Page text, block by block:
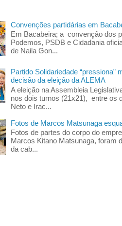
Convenções partidárias em
Em Bacabeira; a convenção dos
Podemos, PSDB e Cidadania
de Naila Gon...
Partido Solidariedade “pressiona”
decisão da eleição da ALEMA
A eleição na Assembleia
nos dois turnos (21x21), entre os
Neto e Irac...
Fotos de Marcos Matsunaga
Fotos de partes do corpo do
Marcos Kitano Matsunaga, foram
da cab...